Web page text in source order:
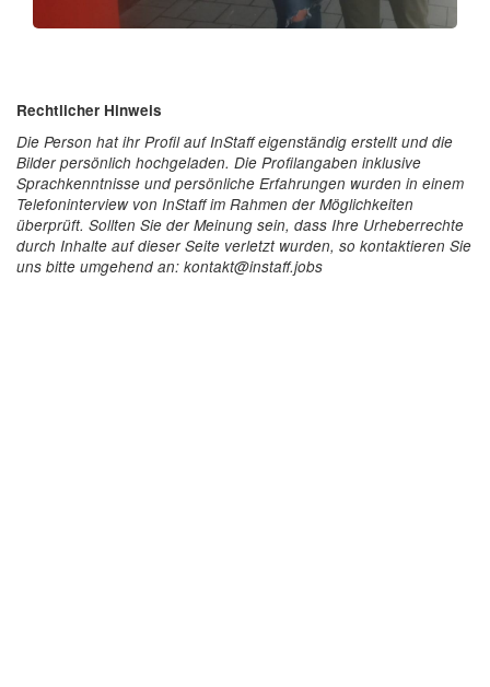
Rechtlicher Hinweis
Die Person hat ihr Profil auf InStaff eigenständig erstellt und die
Bilder persönlich hochgeladen. Die Profilangaben inklusive
Sprachkenntnisse und persönliche Erfahrungen wurden in einem
Telefoninterview von InStaff im Rahmen der Möglichkeiten
überprüft. Sollten Sie der Meinung sein, dass Ihre Urheberrechte
durch Inhalte auf dieser Seite verletzt wurden, so kontaktieren Sie
uns bitte umgehend an: kontakt@instaff.jobs